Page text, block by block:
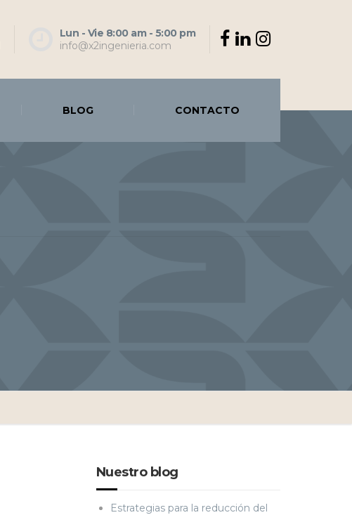
Lun - Vie 8:00 am - 5:00 pm
info@x2ingenieria.com
BLOG CONTACTO
Nuestro blog
Estrategias para la reducción del